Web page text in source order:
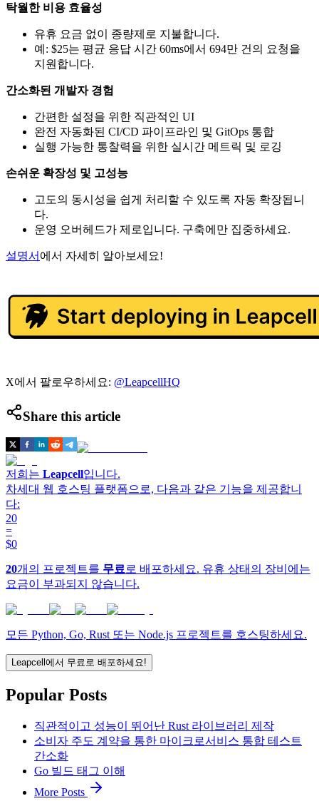
탁월한 비용 효율성
유휴 요금 없이 종량제로 지불합니다.
예: $25는 평균 응답 시간 60ms에서 694만 건의 요청을
지원합니다.
간소화된 개발자 경험
간편한 설정을 위한 직관적인 UI
완전 자동화된 CI/CD 파이프라인 및 GitOps 통합
실행 가능한 통찰력을 위한 실시간 메트릭 및 로깅
손쉬운 확장성 및 고성능
고도의 동시성을 쉽게 처리할 수 있도록 자동 확장됩니
다.
운영 오버헤드가 제로입니다. 구축에만 집중하세요.
설명서 에서 자세히 알아보세요!
X에서 팔로우하세요: @LeapcellHQ
Share this article
저희는 Leapcell입니다.
차세대 웹 호스팅 플랫폼으로, 다음과 같은 기능을 제공합니
다:
20
=
$0
20개의 프로젝트를 무료 로 배포하세요. 유휴 상태의 장비에는
요금이 부과되지 않습니다.
모든 Python, Go, Rust 또는 Node.js 프로젝트를 호스팅하세요.
Leapcell에서 무료로 배포하세요!
Popular Posts
직관적이고 성능이 뛰어난 Rust 라이브러리 제작
소비자 주도 계약을 통한 마이크로서비스 통합 테스트
간소화
Go 빌드 태그 이해
More Posts